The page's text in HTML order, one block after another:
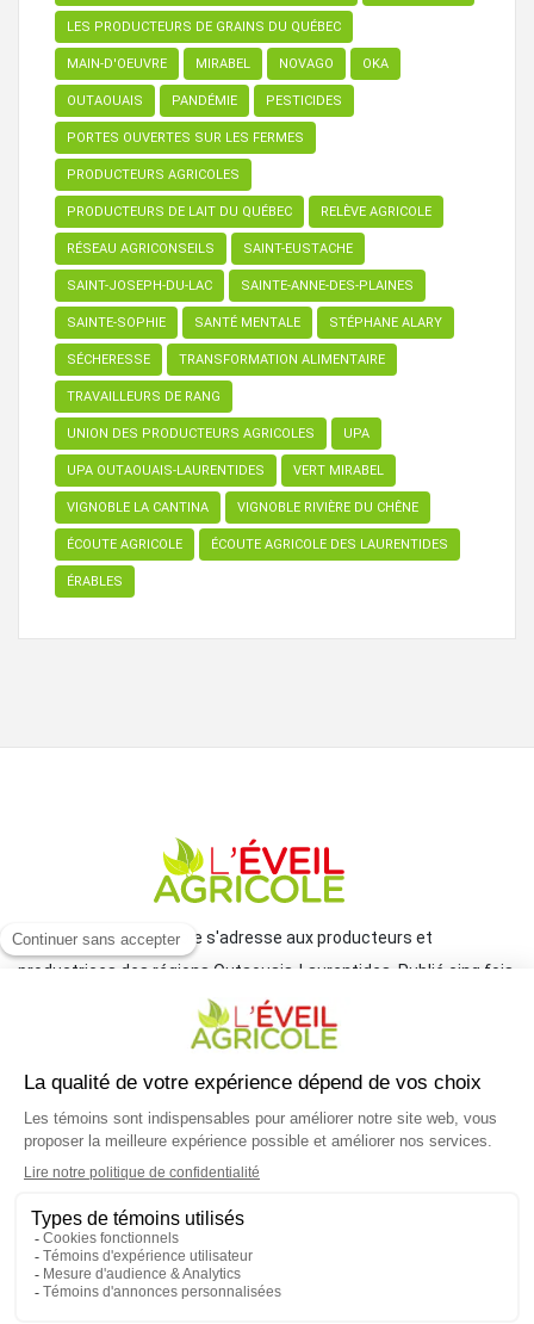
LES PRODUCTEURS DE GRAINS DU QUÉBEC
MAIN-D'OEUVRE MIRABEL NOVAGO OKA
OUTAOUAIS PANDÉMIE PESTICIDES
PORTES OUVERTES SUR LES FERMES
PRODUCTEURS AGRICOLES
PRODUCTEURS DE LAIT DU QUÉBEC RELÈVE AGRICOLE
RÉSEAU AGRICONSEILS SAINT-EUSTACHE
SAINT-JOSEPH-DU-LAC SAINTE-ANNE-DES-PLAINES
SAINTE-SOPHIE SANTÉ MENTALE STÉPHANE ALARY
SÉCHERESSE TRANSFORMATION ALIMENTAIRE
TRAVAILLEURS DE RANG
UNION DES PRODUCTEURS AGRICOLES UPA
UPA OUTAOUAIS-LAURENTIDES VERT MIRABEL
VIGNOBLE LA CANTINA VIGNOBLE RIVIÈRE DU CHÊNE
ÉCOUTE AGRICOLE ÉCOUTE AGRICOLE DES LAURENTIDES
ÉRABLES
Le journal L'Éveil agricole s'adresse aux producteurs et
productrices des régions Outaouais-Laurentides. Publié cinq fois
par année par le Groupe JCL, il traite de l'actualité et des grands
enjeux reliés à l'agriculture.
COORDONNÉES
mlemay@groupejcl.ca
450 472-3440, poste 250
UNE INITIATIVE DU